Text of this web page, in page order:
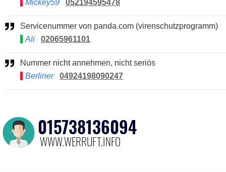
Mickey59
052194595478
Servicenummer von panda.com (virenschutzprogramm)
Ali
02065961101
Nummer nicht annehmen, nicht seriös
Berliner
04924198090247